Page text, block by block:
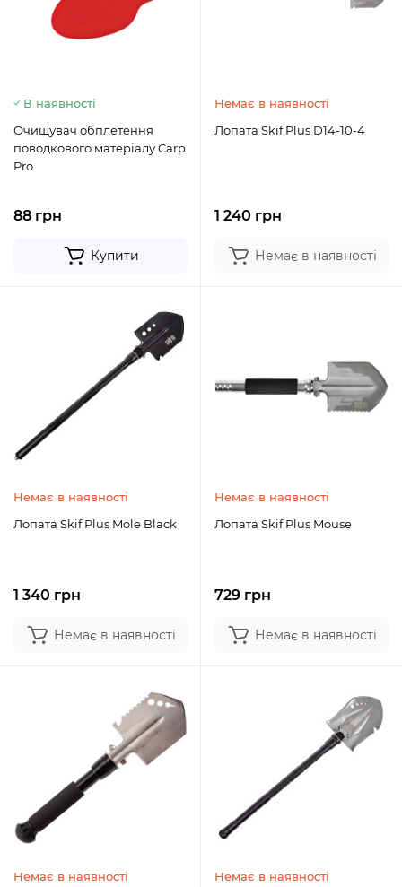
В наявності
Очищувач обплетення
поводкового матеріалу Carp
Pro
88 грн
Купити
Немає в наявності
Лопата Skif Plus D14-10-4
1 240 грн
Немає в наявності
Немає в наявності
Лопата Skif Plus Mole Black
1 340 грн
Немає в наявності
Немає в наявності
Лопата Skif Plus Mouse
729 грн
Немає в наявності
Немає в наявності
Немає в наявності